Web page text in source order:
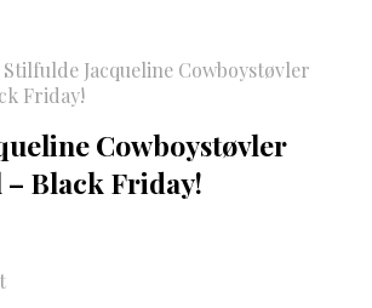
Stilfulde Jacqueline Cowboystøvler
Friday!
Cowboystøvler
– Black Friday!